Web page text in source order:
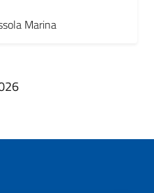
Marina